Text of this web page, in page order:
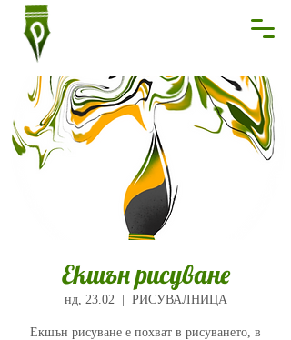
Екшън рисуване
нд, 23.02
  |
РИСУВАЛНИЦА
Екшън рисуване е похват в рисуването, в